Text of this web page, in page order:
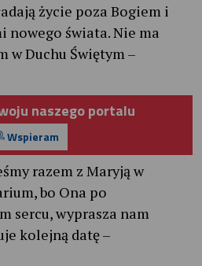
życie poza Bogiem i
nowego świata. Nie ma
w Duchu Świętym –
naszego portalu
Wspieram
razem z Maryją w
bo Ona po
sercu, wyprasza nam
kolejną datę –